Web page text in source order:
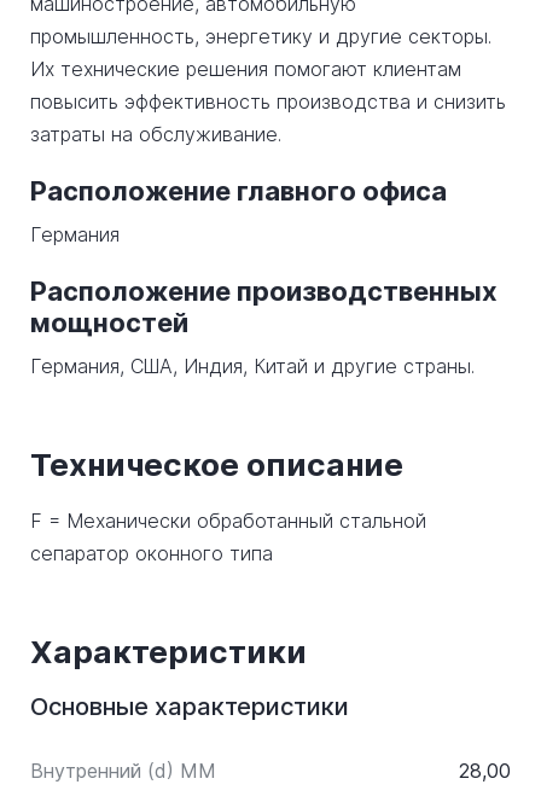
промышленность, энергетику и другие секторы.
Их технические решения помогают клиентам
повысить эффективность производства и снизить
затраты на обслуживание.
Расположение главного офиса
Германия
Расположение производственных
мощностей
Германия, США, Индия, Китай и другие страны.
Техническое описание
F = Механически обработанный стальной
сепаратор оконного типа
Характеристики
Основные характеристики
Внутренний (d) ММ 28,00